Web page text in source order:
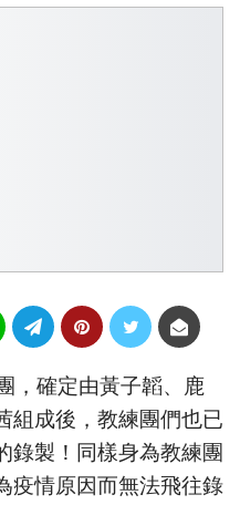
，確定由黃子韜、鹿
組成後，教練團們也已
錄製！同樣身為教練團
疫情原因而無法飛往錄